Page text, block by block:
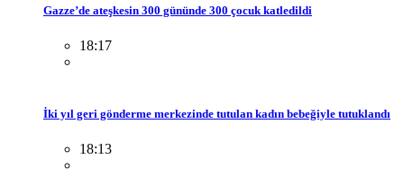
Gazze’de ateşkesin 300 gününde 300 çocuk katledildi
18:17
İki yıl geri gönderme merkezinde tutulan kadın bebeğiyle tutuklandı
18:13